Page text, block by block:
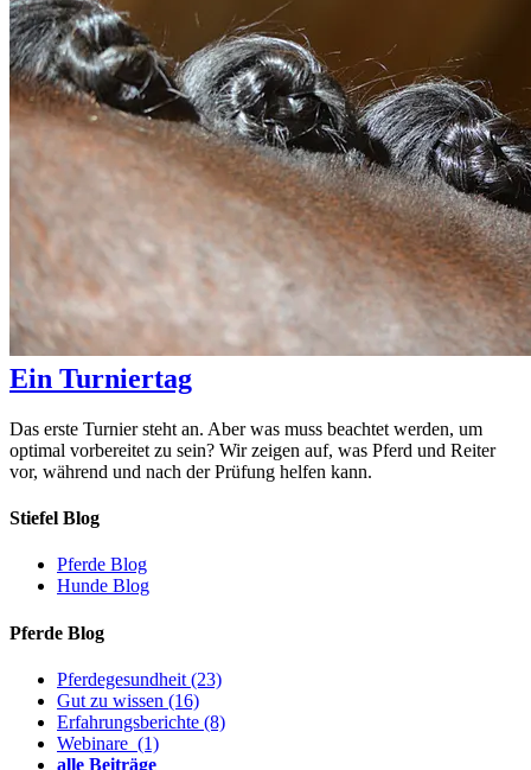
Ein Turniertag
Das erste Turnier steht an. Aber was muss beachtet werden, um
optimal vorbereitet zu sein? Wir zeigen auf, was Pferd und Reiter
vor, während und nach der Prüfung helfen kann.
Stiefel Blog
Pferde Blog
Hunde Blog
Pferde Blog
Pferdegesundheit (23)
Gut zu wissen (16)
Erfahrungsberichte (8)
Webinare (1)
alle Beiträge